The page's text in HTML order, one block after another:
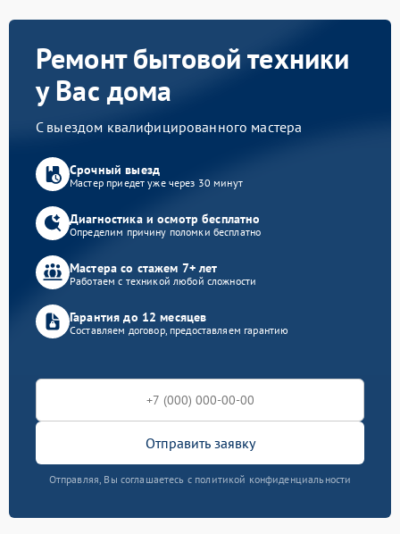
Ремонт бытовой техники
у Вас дома
С выездом квалифицированного мастера
Срочный выезд
Мастер приедет уже через 30 минут
Диагностика и осмотр бесплатно
Определим причину поломки бесплатно
Мастера со стажем 7+ лет
Работаем с техникой любой сложности
Гарантия до 12 месяцев
Составляем договор, предоставляем гарантию
Отправить заявку
Отправляя, Вы соглашаетесь с политикой конфиденциальности